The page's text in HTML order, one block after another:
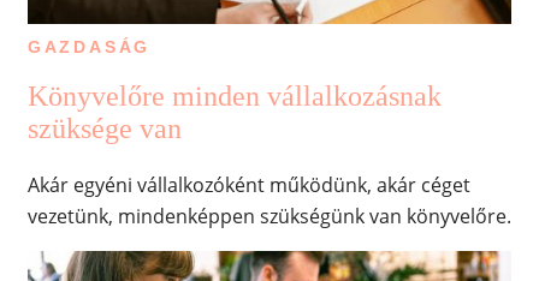
GAZDASÁG
Könyvelőre minden vállalkozásnak
szüksége van
Akár egyéni vállalkozóként működünk, akár céget
vezetünk, mindenképpen szükségünk van könyvelőre.